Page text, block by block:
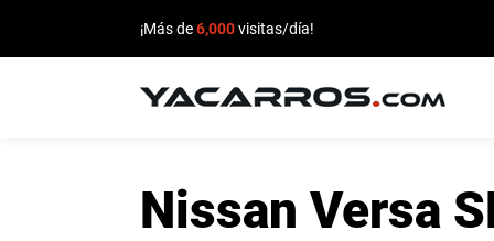
¡Más de6,000visitas/día!
Nissan Versa